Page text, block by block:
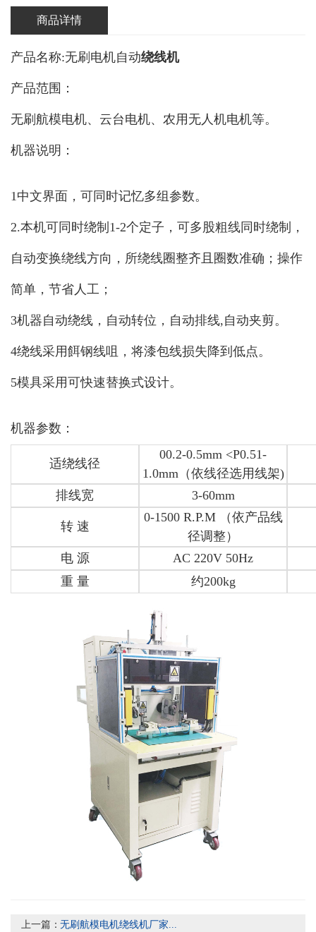
商品详情
产品名称:无刷电机自动绕线机
产品范围：
无刷航模电机、云台电机、农用无人机电机等。
机器说明：
1中文界面，可同时记忆多组参数。
2.本机可同时绕制1-2个定子，可多股粗线同时绕制，
自动变换绕线方向，所绕线圈整齐且圈数准确；操作
简单，节省人工；
3机器自动绕线，自动转位，自动排线,自动夹剪。
4绕线采用餌钢线咀，将漆包线损失降到低点。
5模具采用可快速替换式设计。
机器参数：
适绕线径
00.2-0.5mm <P0.51-
1.0mm（依线径选用线架)
排线宽
3-60mm
转 速
0-1500 R.P.M （依产品线
径调整）
电 源
AC 220V 50Hz
重 量
约200kg
上一篇：无刷航模电机绕线机厂家...